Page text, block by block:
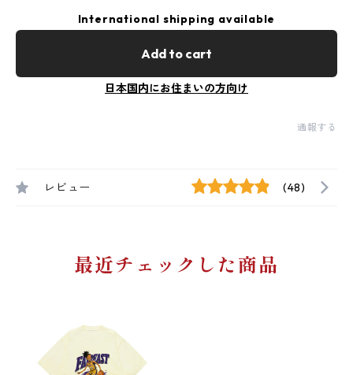
International shipping available
Add to cart
日本国内にお住まいの方向け
通報する
レビュー (48)
最近チェックした商品